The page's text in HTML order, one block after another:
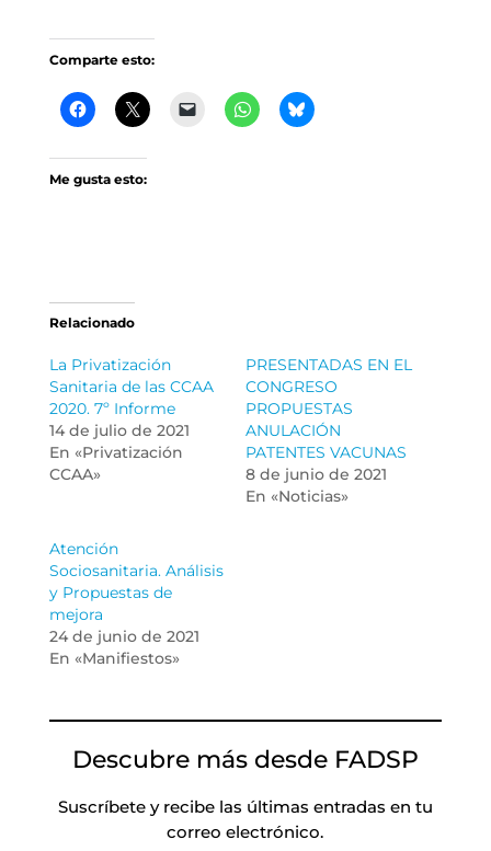
Comparte esto:
Me gusta esto:
Relacionado
La Privatización
Sanitaria de las CCAA
2020. 7º Informe
14 de julio de 2021
En «Privatización
CCAA»
PRESENTADAS EN EL
CONGRESO
PROPUESTAS
ANULACIÓN
PATENTES VACUNAS
8 de junio de 2021
En «Noticias»
Atención
Sociosanitaria. Análisis
y Propuestas de
mejora
24 de junio de 2021
En «Manifiestos»
Descubre más desde FADSP
Suscríbete y recibe las últimas entradas en tu
correo electrónico.